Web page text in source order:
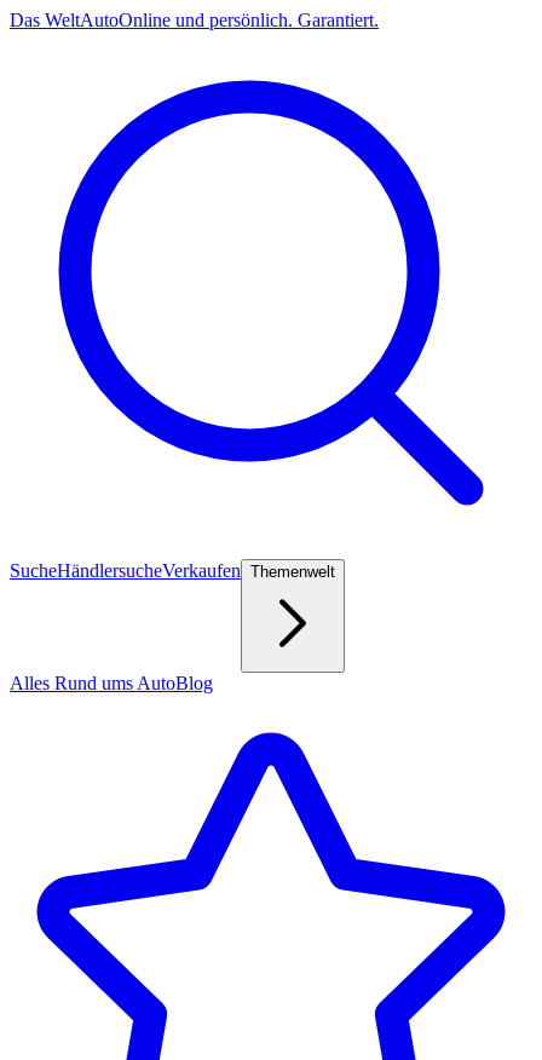
Das WeltAutoOnline und persönlich. Garantiert.
SucheHändlersucheVerkaufen Themenwelt
Alles Rund ums AutoBlog